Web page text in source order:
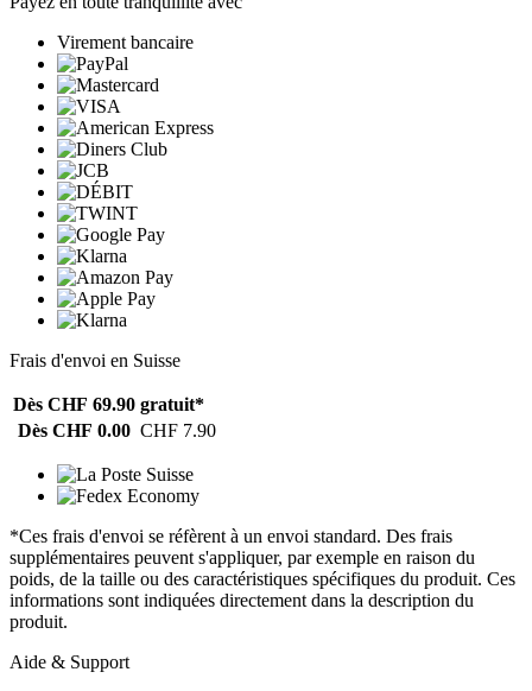
Virement bancaire
Frais d'envoi en Suisse
Dès CHF 69.90 gratuit*
Dès CHF 0.00 CHF 7.90
*Ces frais d'envoi se réfèrent à un envoi standard. Des frais
supplémentaires peuvent s'appliquer, par exemple en raison du
poids, de la taille ou des caractéristiques spécifiques du produit. Ces
informations sont indiquées directement dans la description du
produit.
Aide & Support